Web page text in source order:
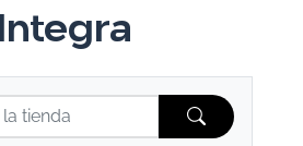
Integra